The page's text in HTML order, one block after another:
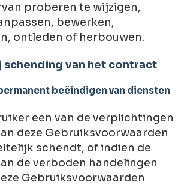
proberen te wijzigen,
bewerken,
ontleden of herbouwen.
schending van het contract
beëindigen van diensten
een van de verplichtingen
deze Gebruiksvoorwaarden
schendt, of indien de
de verboden handelingen
Gebruiksvoorwaarden